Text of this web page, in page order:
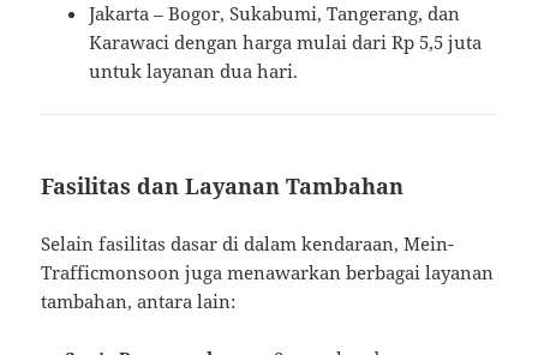
Jakarta – Bogor, Sukabumi, Tangerang, dan
Karawaci dengan harga mulai dari Rp 5,5 juta
untuk layanan dua hari​.
Fasilitas dan Layanan Tambahan
Selain fasilitas dasar di dalam kendaraan, Mein-
Trafficmonsoon juga menawarkan berbagai layanan
tambahan, antara lain: